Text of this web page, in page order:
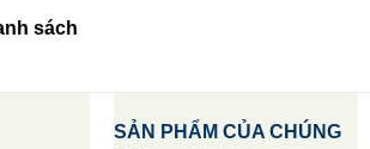
sách
SẢN PHẨM CỦA CHÚNG